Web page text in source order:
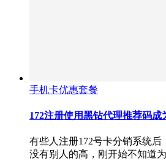
手机卡优惠套餐
172注册使用黑钻代理推荐码成
有些人注册172号卡分销系统后
没有别人的高，刚开始不知道